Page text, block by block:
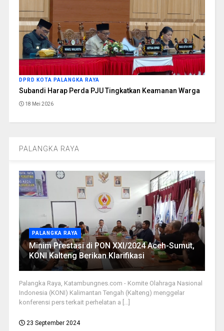
DPRD KOTA PALANGKA RAYA
Subandi Harap Perda PJU Tingkatkan Keamanan Warga
18 Mei 2026
PALANGKA RAYA
PALANGKA RAYA
Minim Prestasi di PON XXI/2024 Aceh-Sumut,
KONI Kalteng Berikan Klarifikasi
Palangka Raya, Katambungnes.com - Komite Olahraga Nasional
Indonesia (KONI) Kalimantan Tengah (Kalteng) menggelar
konferensi pers terkait perhelatan a [...]
23 September 2024